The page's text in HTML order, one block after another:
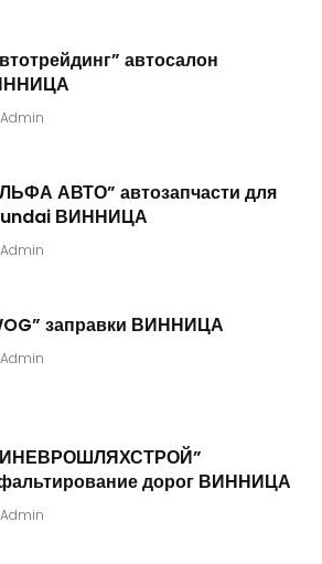
автосалон
Admin
АВТО” автозапчасти для
ВИННИЦА
Admin
заправки ВИННИЦА
Admin
дорог ВИННИЦА
Admin